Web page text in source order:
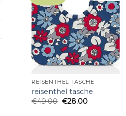
REISENTHEL TASCHE
reisenthel tasche
€49.00 €28.00